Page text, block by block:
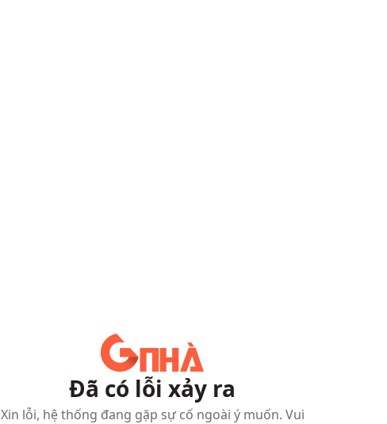
Đã có lỗi xảy ra
Xin lỗi, hệ thống đang gặp sự cố ngoài ý muốn. Vui